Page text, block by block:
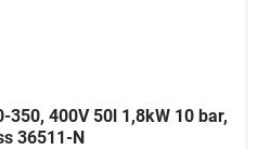
400V 50l 1,8kW 10 bar,
36511-N